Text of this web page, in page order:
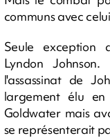
communs avec
Seule exception
Lyndon
l'assassinat de
largement élu
Goldwater mais
se représenterait